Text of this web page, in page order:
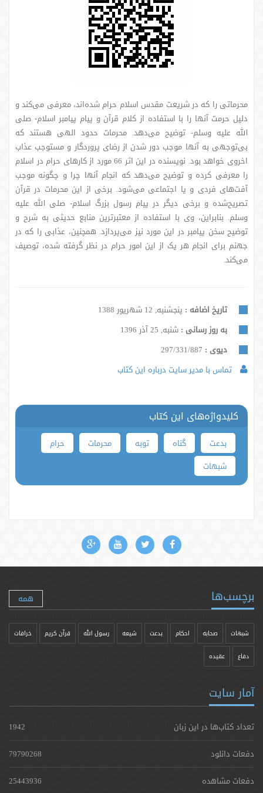
محرماتی را که در شریعت مقدس اسلام حرام شده‌اند، معرفی می‌کند و
دلیل حرمت آنها را با استفاده از کلام قرآن و پیام پیامبر اسلام- صلی
الله علیه وسلم- توضیح می‌دهد. محرمات حدود الهی هستند که
بی‌توجهی به آنها موجب دور شدن از رضای پروردگار و مستوجب عذاب
اخروی خواهد بود. نویسنده در این اثر 66 مورد از کارهای حرام در اسلام
را معرفی کرده و توضیح می‌دهد که انجام آنها چرا و چگونه موجب
آفت‌های فردی و یا اجتماعی می‌شود. برخی از این محرمات در قرآن
تصریح‌شده و برخی دیگر در پیام رسول بزرگ اسلام- صلی الله علیه
وسلم. بنابراین، وی با استفاده از معتبرترین منابع حدیثی به شرح و
توضیح سخن پیامبر در این مورد نیز می‌پردازد. همچنین، عذابی را که در
جهنم برای انجام هر یک از این امور حرام در نظر گرفته شده، توصیف
می‌کند.
تاریخ اضافه : پنجشنبه, 12 شهریور 1388
به روز رسانی : شنبه, 25 آذر 1396
دیوی : 297/331/887
تماس با مدیر سایت درباره این کتاب
کلیدواژه‌های این کتاب
بدعت گناه توبه محرمات
حرام
شبهات
برچسب‌ها همه
شبهات صحابه احکام بدعت شیعه رسول الله قرآن کریم خرافات
دفاع عقیده
آمار سایت
تعداد کتاب‌ها در این زبان
1942
دفعات دانلود
79790268
دفعات مشاهده
25443936